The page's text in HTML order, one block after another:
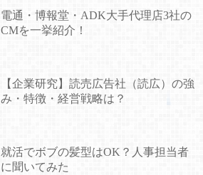
電通・博報堂・ADK大手代理店3社の
CMを一挙紹介！
【企業研究】読売広告社（読広）の強
み・特徴・経営戦略は？
就活でボブの髪型はOK？人事担当者
に聞いてみた